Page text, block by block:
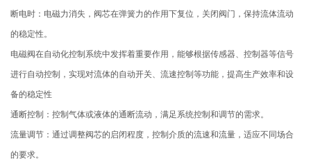
断电时：电磁力消失，阀芯在弹簧力的作用下复位，关闭阀门，保持流体流动
的稳定性。
电磁阀在自动化控制系统中发挥着重要作用，能够根据传感器、控制器等信号
进行自动控制，实现对流体的自动开关、流速控制等功能，提高生产效率和设
备的稳定性
通断控制：控制气体或液体的通断流动，满足系统控制和调节的需求。
流量调节：通过调整阀芯的启闭程度，控制介质的流速和流量，适应不同场合
的要求。